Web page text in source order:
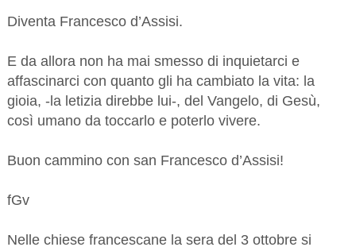
Diventa Francesco d’Assisi.
E da allora non ha mai smesso di inquietarci e
affascinarci con quanto gli ha cambiato la vita: la
gioia, -la letizia direbbe lui-, del Vangelo, di Gesù,
così umano da toccarlo e poterlo vivere.
Buon cammino con san Francesco d’Assisi!
fGv
Nelle chiese francescane la sera del 3 ottobre si